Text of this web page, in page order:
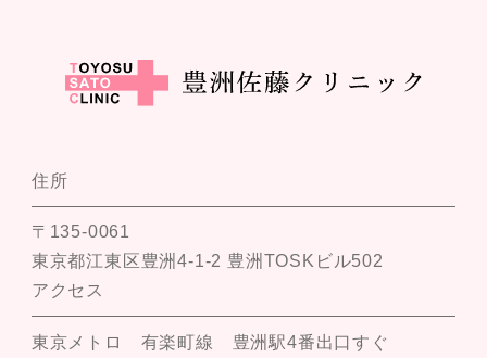
住所
〒135-0061
東京都江東区豊洲4-1-2 豊洲TOSKビル502
アクセス
東京メトロ 有楽町線 豊洲駅4番出口すぐ